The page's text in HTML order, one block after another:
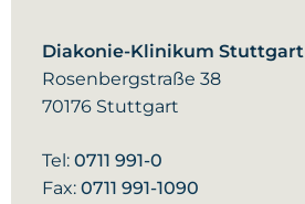
Diakonie-Klinikum Stuttgart
Rosenbergstraße 38
70176 Stuttgart
Tel: 0711 991-0
Fax: 0711 991-1090